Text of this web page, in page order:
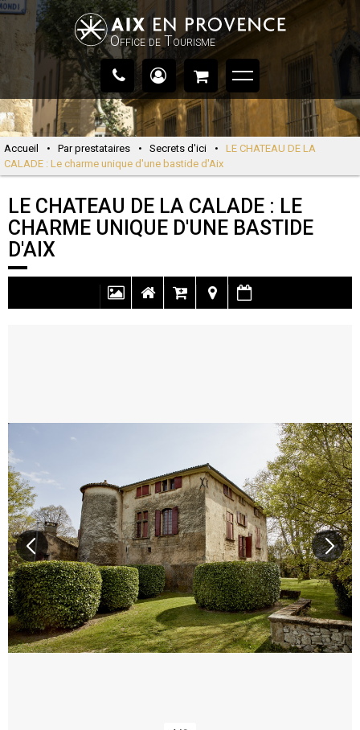
Office de Tourisme
Accueil • Par prestataires • Secrets d'ici •
LE CHATEAU DE LA
CALADE : Le charme unique d'une bastide d'Aix
LE CHATEAU DE LA CALADE : LE
CHARME UNIQUE D'UNE BASTIDE
D'AIX